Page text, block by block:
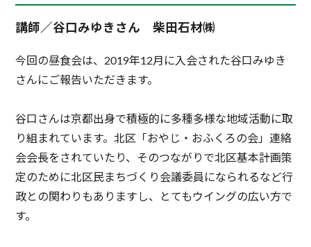
講師／谷口みゆきさん 柴田石材㈱
今回の昼食会は、2019年12月に入会された谷口みゆき
さんにご報告いただきます。
谷口さんは京都出身で積極的に多種多様な地域活動に取
り組まれています。北区「おやじ・おふくろの会」連絡
会会長をされていたり、そのつながりで北区基本計画策
定のために北区民まちづくり会議委員になられるなど行
政との関わりもありますし、とてもウイングの広い方で
す。